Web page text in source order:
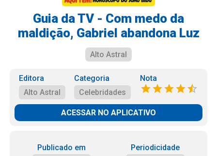
Guia da TV - Com medo da
maldição, Gabriel abandona Luz
Alto Astral
Editora
Alto Astral
Categoria
Celebridades
Nota
ACESSAR NO APLICATIVO
Publicado em
Periodicidade